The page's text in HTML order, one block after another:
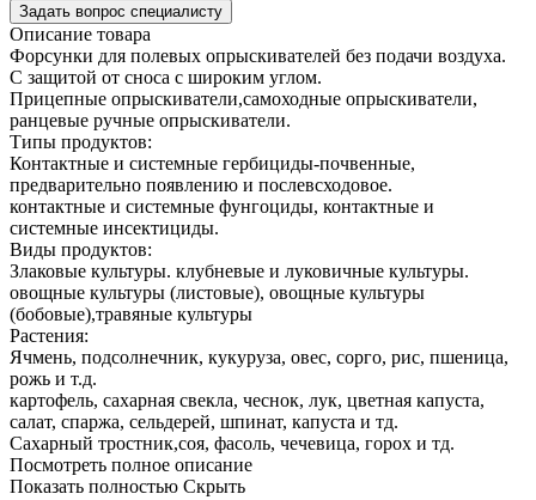
Задать вопрос специалисту
Описание товара
Форсунки для полевых опрыскивателей без подачи воздуха.
С защитой от сноса с широким углом.
Прицепные опрыскиватели,самоходные опрыскиватели,
ранцевые ручные опрыскиватели.
Типы продуктов:
Контактные и системные гербициды-почвенные,
предварительно появлению и послевсходовое.
контактные и системные фунгоциды, контактные и
системные инсектициды.
Виды продуктов:
Злаковые культуры. клубневые и луковичные культуры.
овощные культуры (листовые), овощные культуры
(бобовые),травяные культуры
Растения:
Ячмень, подсолнечник, кукуруза, овес, сорго, рис, пшеница,
рожь и т.д.
картофель, сахарная свекла, чеснок, лук, цветная капуста,
салат, спаржа, сельдерей, шпинат, капуста и тд.
Сахарный тростник,соя, фасоль, чечевица, горох и тд.
Посмотреть полное описание
Показать полностью Скрыть